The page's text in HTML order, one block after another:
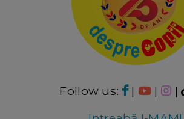
Follow us: | | |